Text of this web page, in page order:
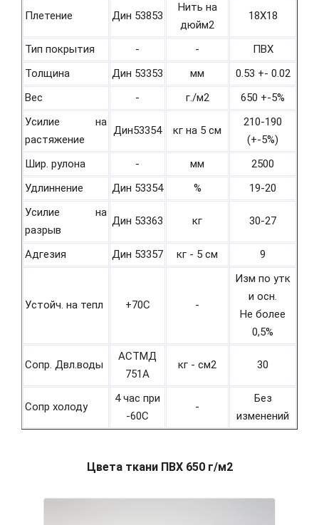
Плетение Дин 53853
Нить на
дюйм2
18Х18
Тип покрытия - -
ПВХ
Толщина
Дин 53353 мм
0.53 +- 0.02
Вес
- г./м2
650 +-5%
Усилие на
растяжение
Дин53354 кг на 5 см
210-190
(+-5%)
Шир. рулона
- мм
2500
Удлиннение
Дин 53354 %
19-20
Усилие на
разрыв
Дин 53363 кг 30-27
Адгезия Дин 53357 кг - 5 см 9
Устойч. на тепл +70С -
Изм по утк
и осн.
Не более
0,5%
Сопр. Двл.воды
АСТМД
751А
кг - см2 30
Сопр холоду
4 час при
-60С
-
Без
изменений
Цвета ткани ПВХ 650 г/м2